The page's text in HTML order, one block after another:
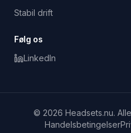
Stabil drift
Følg os
LinkedIn
© 2026 Headsets.nu.
Handelsbetingelser